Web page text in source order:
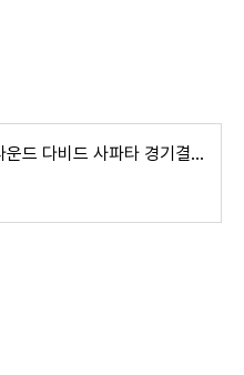
PBA 팀리그 2라운드 다비드 사파타 경기결과 종합 전적 - 단식 및 지정매치 1위